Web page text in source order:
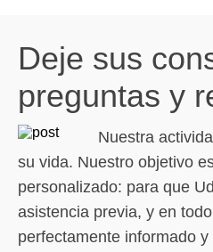
Deje sus
preguntas y
Nuestra
su vida. Nuestro objetivo
personalizado: para que
asistencia previa, y en
perfectamente informado